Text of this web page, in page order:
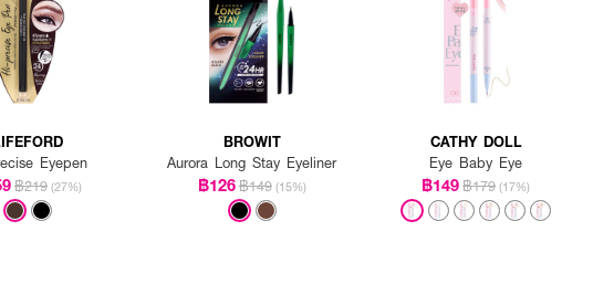
Eyepen
฿219 (27%)
BROWIT
Aurora Long Stay Eyeliner
฿126฿149 (15%)
CATHY DOLL
Eye Baby Eye
฿149฿179 (17%)